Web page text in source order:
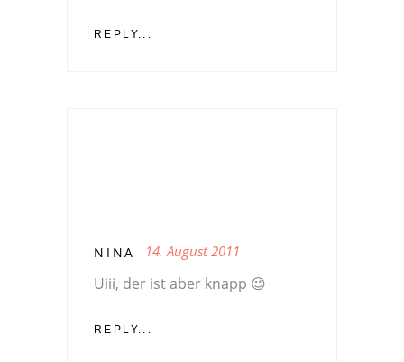
REPLY...
NINA 14. August 2011
Uiii, der ist aber knapp 😉
REPLY...